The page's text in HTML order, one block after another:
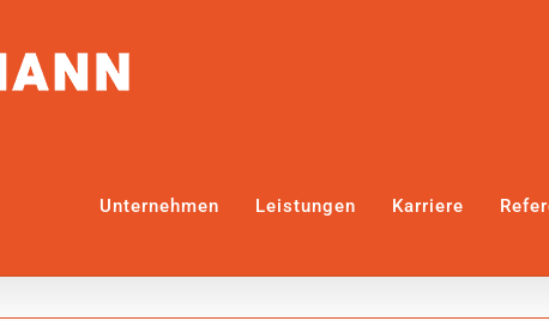
Unternehmen Leistungen Karriere